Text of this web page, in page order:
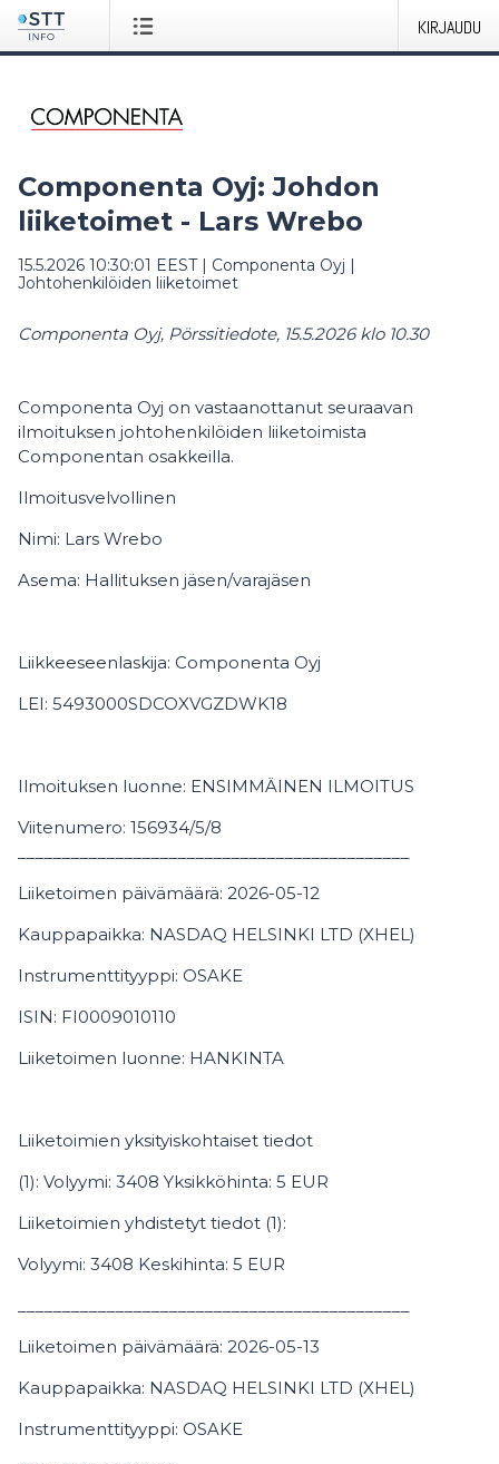
KIRJAUDU
Componenta Oyj: Johdon
liiketoimet - Lars Wrebo
15.5.2026 10:30:01 EEST| Componenta Oyj |
Johtohenkilöiden liiketoimet
Componenta Oyj, Pörssitiedote, 15.5.2026 klo 10.30
Componenta Oyj on vastaanottanut seuraavan
ilmoituksen johtohenkilöiden liiketoimista
Componentan osakkeilla.
Ilmoitusvelvollinen
Nimi: Lars Wrebo
Asema: Hallituksen jäsen/varajäsen
Liikkeeseenlaskija: Componenta Oyj
LEI: 5493000SDCOXVGZDWK18
Ilmoituksen luonne: ENSIMMÄINEN ILMOITUS
Viitenumero: 156934/5/8
Liiketoimen päivämäärä: 2026-05-12
Kauppapaikka: NASDAQ HELSINKI LTD (XHEL)
Instrumenttityyppi: OSAKE
ISIN: FI0009010110
Liiketoimen luonne: HANKINTA
Liiketoimien yksityiskohtaiset tiedot
(1): Volyymi: 3408 Yksikköhinta: 5 EUR
Liiketoimien yhdistetyt tiedot (1):
Volyymi: 3408 Keskihinta: 5 EUR
Liiketoimen päivämäärä: 2026-05-13
Kauppapaikka: NASDAQ HELSINKI LTD (XHEL)
Instrumenttityyppi: OSAKE